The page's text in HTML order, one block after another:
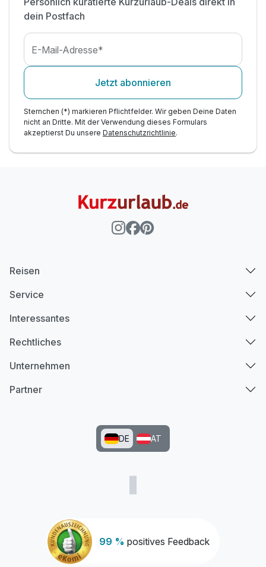
dein Postfach
E-Mail-Adresse*
Jetzt abonnieren
Sternchen (*) markieren Pflichtfelder. Wir geben Deine Daten
nicht an Dritte. Mit der Verwendung dieses Formulars
akzeptierst Du unsere Datenschutzrichtlinie.
99 % positives Feedback
Reisen
Service
Interessantes
Rechtliches
Unternehmen
Partner
DE AT